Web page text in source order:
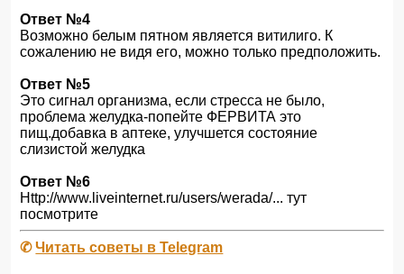
Ответ №4
Возможно белым пятном является витилиго. К
сожалению не видя его, можно только предположить.
Ответ №5
Это сигнал организма, если стресса не было,
проблема желудка-попейте ФЕРВИТА это
пищ.добавка в аптеке, улучшется состояние
слизистой желудка
Ответ №6
Http://www.liveinternet.ru/users/werada/... тут
посмотрите
✆Читать советы в Telegram